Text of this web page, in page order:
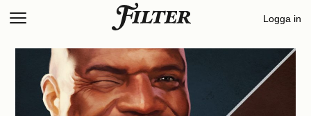
Skip
content
Logga in